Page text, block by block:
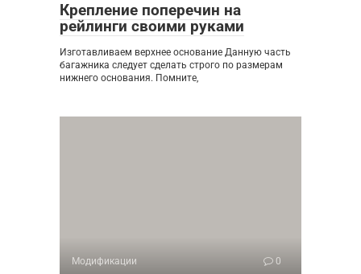
Крепление поперечин на
рейлинги своими руками
Изготавливаем верхнее основание Данную часть
багажника следует сделать строго по размерам
нижнего основания. Помните,
Модификации 0